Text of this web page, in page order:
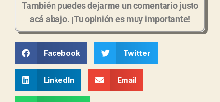
También puedes dejarme un comentario justo
acá abajo. ¡Tu opinión es muy importante!
Facebook Twitter
LinkedIn Email